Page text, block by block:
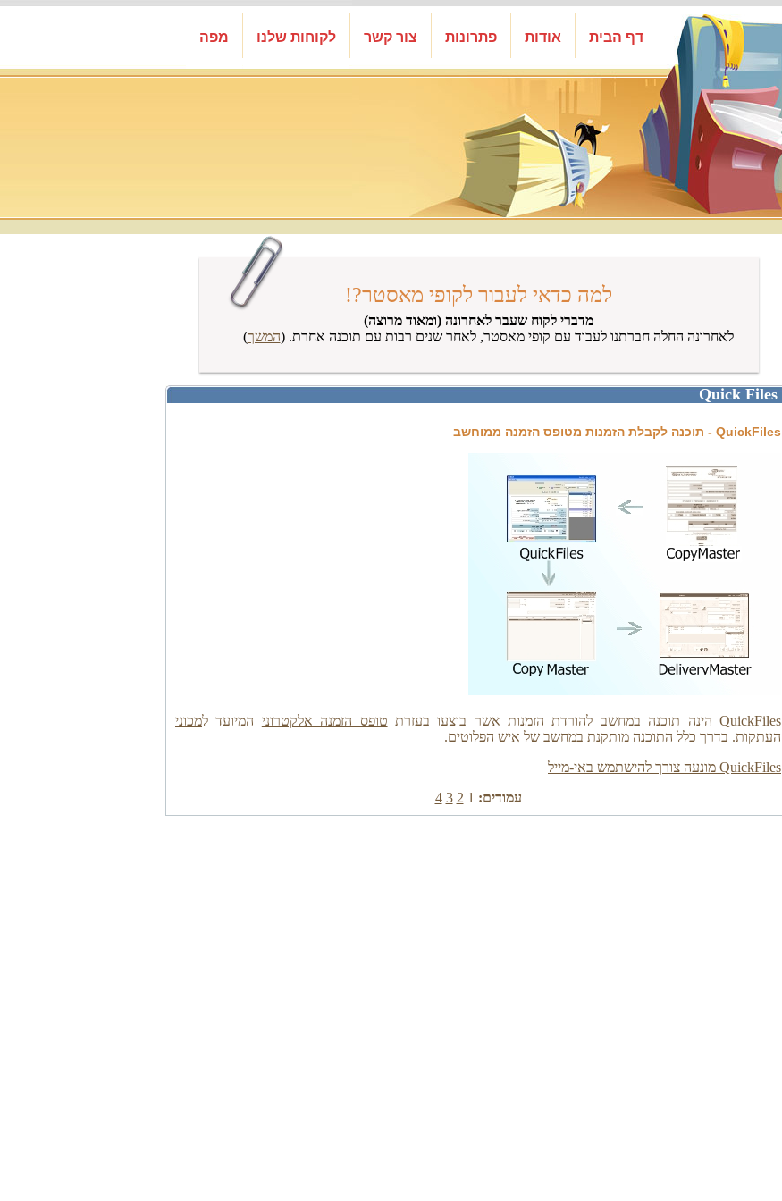
דף הבית אודות פתרונות צור קשר לקוחות שלנו מפה
למה כדאי לעבור לקופי מאסטר?!
מדברי לקוח שעבר לאחרונה (ומאוד מרוצה)
לאחרונה החלה חברתנו לעבוד עם קופי מאסטר, לאחר שנים רבות עם תוכנה אחרת. (המשך)
Quick Files
QuickFiles - תוכנה לקבלת הזמנות מטופס הזמנה ממוחשב
QuickFiles הינה תוכנה במחשב להורדת הזמנות אשר בוצעו בעזרת טופס הזמנה אלקטרוני המיועד למכוני
העתקות. בדרך כלל התוכנה מותקנת במחשב של איש הפלוטים.
QuickFiles מונעה צורך להישתמש באי-מייל
עמודים:
2
3
4